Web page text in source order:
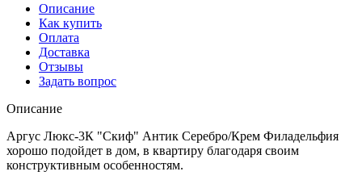
Описание
Как купить
Оплата
Доставка
Отзывы
Задать вопрос
Описание
Аргус Люкс-3К "Скиф" Антик Серебро/Крем Филадельфия
хорошо подойдет в дом, в квартиру благодаря своим
конструктивным особенностям.